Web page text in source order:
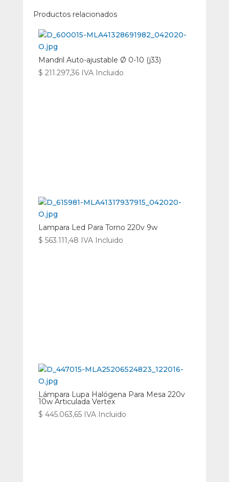
Productos relacionados
Mandril Auto-ajustable Ø 0-10 (j33)
$ 211.297,36 IVA Incluido
Lampara Led Para Torno 220v 9w
$ 563.111,48 IVA Incluido
Lámpara Lupa Halógena Para Mesa 220v
10w Articulada Vertex
$ 445.063,65 IVA Incluido